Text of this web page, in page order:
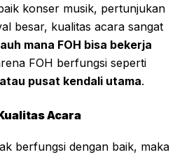
konser musik, pertunjukan
besar, kualitas acara sangat
mana FOH bisa bekerja
FOH berfungsi seperti
pusat kendali utama.
Acara
berfungsi dengan baik, maka